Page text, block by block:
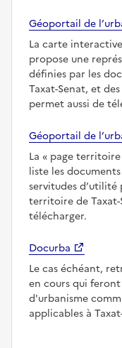
Géoportail de
La carte
propose une
définies par les
Taxat-Senat, et
permet aussi de
Géoportail de
La
page territoire
liste les
servitudes d’utilité
territoire de
télécharger.
Docurba
Le cas échéant,
en cours qui
d'urbanisme
applicables à